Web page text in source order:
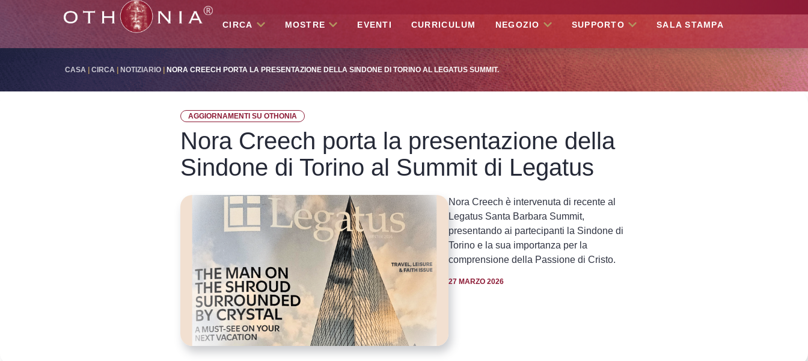
CIRCA MOSTRE EVENTI CURRICULUM NEGOZIO SUPPORTO SALA STAMPA
CASA CIRCA NOTIZIARIO NORA CREECH PORTA LA PRESENTAZIONE DELLA SINDONE DI TORINO AL LEGATUS SUMMIT.
AGGIORNAMENTI SU OTHONIA
Nora Creech porta la presentazione della
Sindone di Torino al Summit di Legatus
Nora Creech è intervenuta di recente al
Legatus Santa Barbara Summit,
presentando ai partecipanti la Sindone di
Torino e la sua importanza per la
comprensione della Passione di Cristo.
27 MARZO 2026